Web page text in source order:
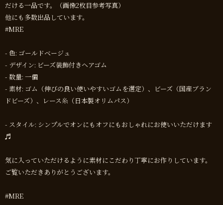
だける一品です。（画像2枚目参考写真）
他にも多数出品しています。
#МRE
- 色: ゴールドベージュ
- デザイン: ビーズ装飾付きヘアゴム
- 数量: 一個
- 素材: ゴム（伸びの良い使いやすいゴムを選定）、ビーズ（国産ブラン
ドビーズ）、レース糸（日本製オリムパス）
- スタイル: シンプルでオンにもオフにもおしゃれにお使いいただけます
♬
気に入っていただけるように素材にこだわり丁寧にお作りしています。
ご覧いただきありがとうございます。
#МRE